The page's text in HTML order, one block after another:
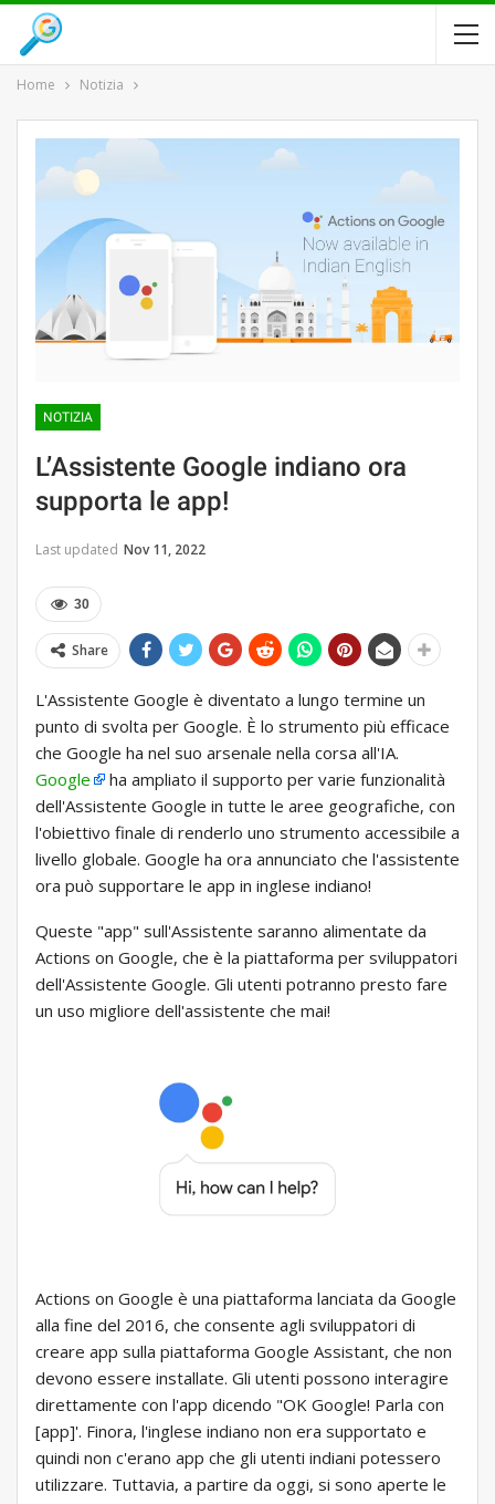
Home Notizia
NOTIZIA
L’Assistente Google indiano ora
supporta le app!
Last updated Nov 11, 2022
30
Share
L'Assistente Google è diventato a lungo termine un
punto di svolta per Google. È lo strumento più efficace
che Google ha nel suo arsenale nella corsa all'IA.
Google
ha ampliato il supporto per varie funzionalità
dell'Assistente Google in tutte le aree geografiche, con
l'obiettivo finale di renderlo uno strumento accessibile a
livello globale. Google ha ora annunciato che l'assistente
ora può supportare le app in inglese indiano!
Queste "app" sull'Assistente saranno alimentate da
Actions on Google, che è la piattaforma per sviluppatori
dell'Assistente Google. Gli utenti potranno presto fare
un uso migliore dell'assistente che mai!
Actions on Google è una piattaforma lanciata da Google
alla fine del 2016, che consente agli sviluppatori di
creare app sulla piattaforma Google Assistant, che non
devono essere installate. Gli utenti possono interagire
direttamente con l'app dicendo "OK Google! Parla con
[app]'. Finora, l'inglese indiano non era supportato e
quindi non c'erano app che gli utenti indiani potessero
utilizzare. Tuttavia, a partire da oggi, si sono aperte le